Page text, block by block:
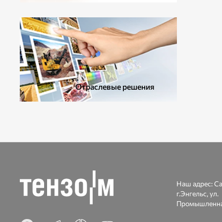
Отраслевые решения
Наш адрес:
г.Энгельс, ул.